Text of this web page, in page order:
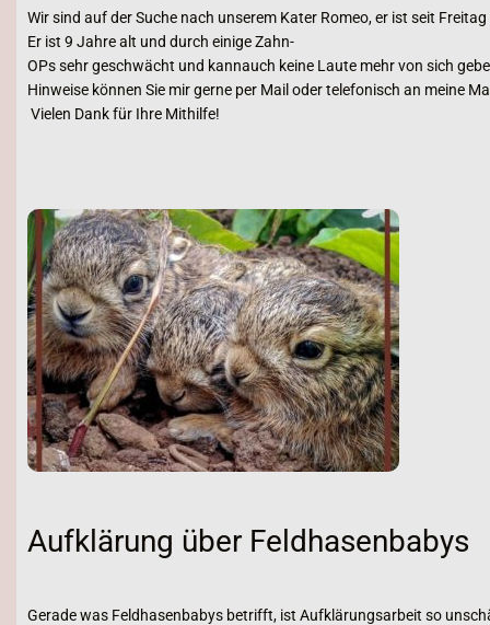
Wir sind auf der Suche nach unserem Kater Romeo, er ist seit
Er ist 9 Jahre alt und durch einige Zahn-
OPs sehr geschwächt und kannauch keine Laute mehr von sich
Hinweise können Sie mir gerne per Mail oder telefonisch an meine
Vielen Dank für Ihre Mithilfe!
Aufklärung über Feldhasenbabys
Gerade was Feldhasenbabys betrifft, ist Aufklärungsarbeit so